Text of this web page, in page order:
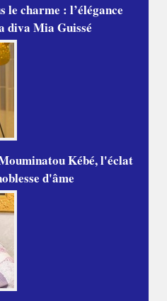
le charme : l’élégance
diva Mia Guissé
Kébé, l'éclat
d'âme